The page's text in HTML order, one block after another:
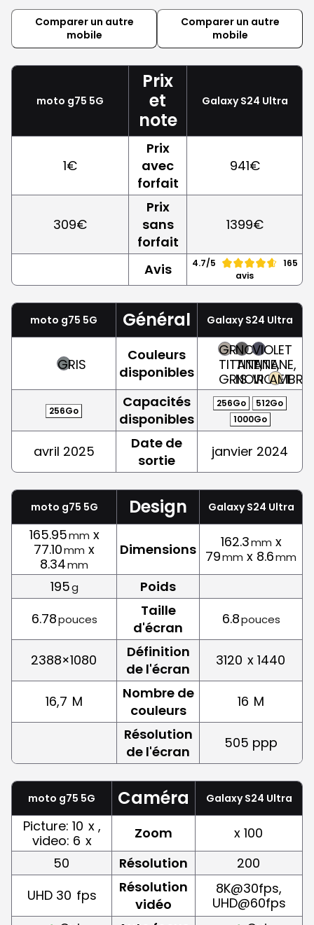
Comparer un autre
mobile
Comparer un autre
mobile
moto g75 5G
Prix
et
note
Galaxy S24 Ultra
1€
Prix
avec
forfait
941€
309€
Prix
sans
forfait
1399€
Avis 4.7/5
165
avis
moto g75 5G Général Galaxy S24 Ultra
GRIS
Couleurs
disponibles
GRIS
TITANE,
GRIS
NOIR
TITANE,
NOIR
VIOLET
TITANE,
VIOLET
AMBRE
256Go
Capacités
disponibles
256Go
512Go
1000Go
avril 2025
Date de
sortie
janvier 2024
moto g75 5G Design Galaxy S24 Ultra
165.95mm x
77.10mm x
8.34mm
Dimensions 162.3mm x
79mm x 8.6mm
195g
Poids
6.78pouces
Taille
d'écran
6.8pouces
2388×1080
Définition
de l'écran
3120 x 1440
16,7 M
Nombre de
couleurs
16 M
Résolution
de l'écran
505 ppp
moto g75 5G Caméra Galaxy S24 Ultra
Picture: 10 x ,
video: 6 x Zoom
x 100
50
Résolution
200
UHD 30 fps
Résolution
vidéo
8K@30fps,
UHD@60fps